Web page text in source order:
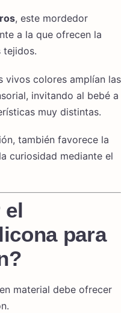
, este mordedor
a la que ofrecen la
tejidos.
vivos colores amplían las
invitando al bebé a
muy distintas.
también favorece la
curiosidad mediante el
el
para
material debe ofrecer